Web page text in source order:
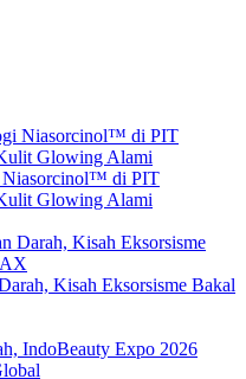
Niasorcinol™ di PIT
Glowing Alami
Kisah Eksorsisme Bakal